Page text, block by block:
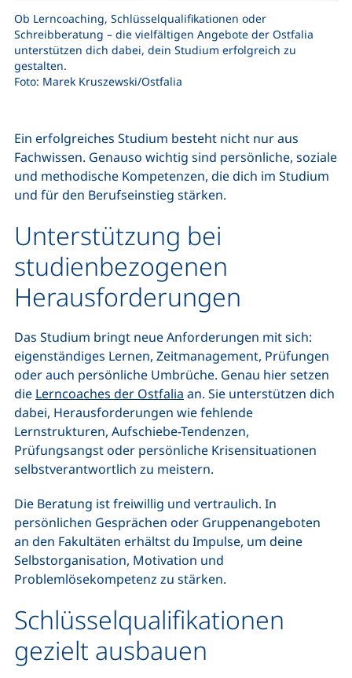
Ob Lerncoaching, Schlüsselqualifikationen oder
Schreibberatung – die vielfältigen Angebote der Ostfalia
unterstützen dich dabei, dein Studium erfolgreich zu
gestalten.
Foto: Marek Kruszewski/Ostfalia
Ein erfolgreiches Studium besteht nicht nur aus
Fachwissen. Genauso wichtig sind persönliche, soziale
und methodische Kompetenzen, die dich im Studium
und für den Berufseinstieg stärken.
Unterstützung bei
studienbezogenen
Herausforderungen
Das Studium bringt neue Anforderungen mit sich:
eigenständiges Lernen, Zeitmanagement, Prüfungen
oder auch persönliche Umbrüche. Genau hier setzen
die Lerncoaches der Ostfalia an. Sie unterstützen dich
dabei, Herausforderungen wie fehlende
Lernstrukturen, Aufschiebe-Tendenzen,
Prüfungsangst oder persönliche Krisensituationen
selbstverantwortlich zu meistern.
Die Beratung ist freiwillig und vertraulich. In
persönlichen Gesprächen oder Gruppenangeboten
an den Fakultäten erhältst du Impulse, um deine
Selbstorganisation, Motivation und
Problemlösekompetenz zu stärken.
Schlüsselqualifikationen
gezielt ausbauen